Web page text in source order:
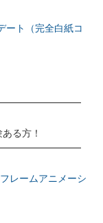
ート（完全白紙コ
る方！
レームアニメーシ